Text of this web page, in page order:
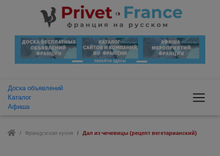
Доска объявлений
Каталог
Афиша
Французская кухня Дал из чечевицы (рецепт вегетарианский)